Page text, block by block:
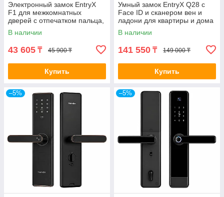
Электронный замок EntryX
F1 для межкомнатных
дверей с отпечатком пальца,
Bluetooth и Tuya
В наличии
43 605 ₸ 45 900 ₸
Купить
Умный замок EntryX Q28 с
Face ID и сканером вен и
ладони для квартиры и дома
В наличии
141 550 ₸ 149 000 ₸
Купить
–5% –5%